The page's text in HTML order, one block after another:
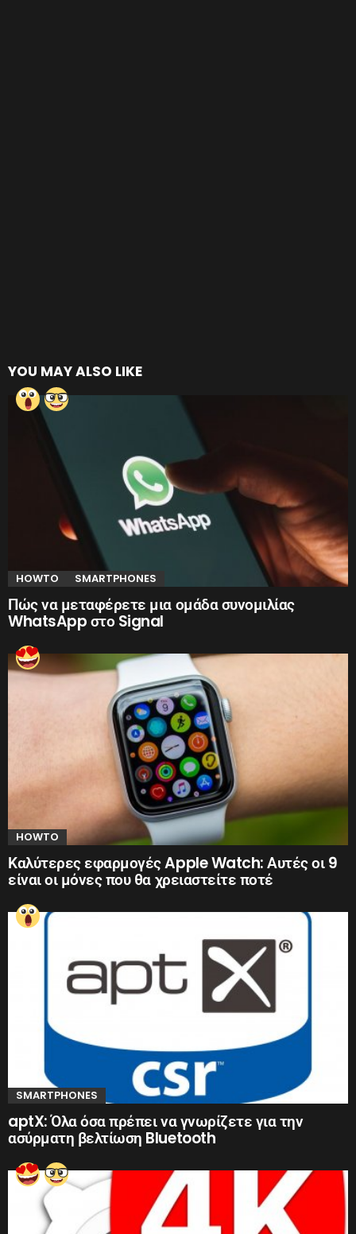
YOU MAY ALSO LIKE
HOWTO SMARTPHONES
Πώς να μεταφέρετε μια ομάδα συνομιλίας
WhatsApp στο Signal
HOWTO
Καλύτερες εφαρμογές Apple Watch: Αυτές οι 9
είναι οι μόνες που θα χρειαστείτε ποτέ
SMARTPHONES
aptX: Όλα όσα πρέπει να γνωρίζετε για την
ασύρματη βελτίωση Bluetooth